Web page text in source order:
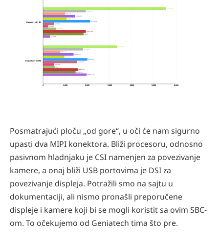
5542.10
3348.30
1930.50
1805.90
988.30
781.70
1444.30
1378.80
1065.40
965.80
2133.30
2000.70
506.40
1535.50
238.80
502.30
591.30
526.70
1932.90
1566.90
1831
1470.90
318.60
1968.70
0 1,000 2,000 3,000 4,000 5,000 6,000
Raspberry Pi 4B
Youyeetoo YY3568
Posmatrajući ploču „od gore“, u oči će nam sigurno
upasti dva MIPI konektora. Bliži procesoru, odnosno
pasivnom hladnjaku je CSI namenjen za povezivanje
kamere, a onaj bliži USB portovima je DSI za
povezivanje displeja. Potražili smo na sajtu u
dokumentaciji, ali nismo pronašli preporučene
displeje i kamere koji bi se mogli koristit sa ovim SBC-
om. To očekujemo od Geniatech tima što pre.